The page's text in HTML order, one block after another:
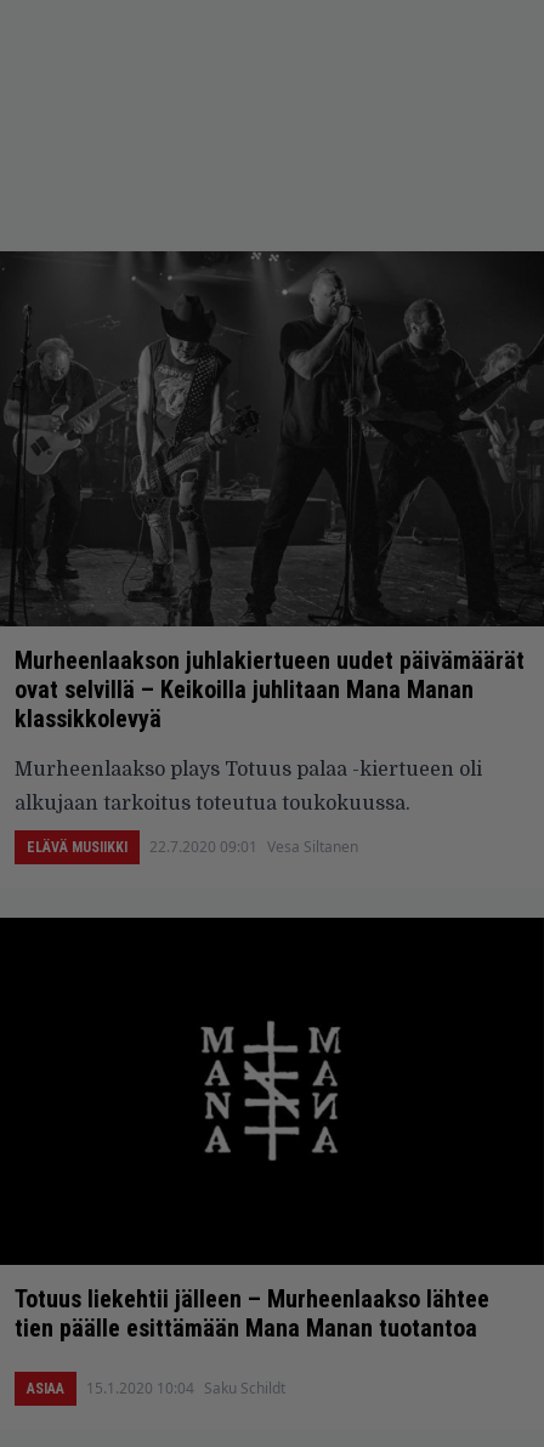
Murheenlaakson juhlakiertueen uudet päivämäärät
ovat selvillä – Keikoilla juhlitaan Mana Manan
klassikkolevyä
Murheenlaakso plays Totuus palaa -kiertueen oli
alkujaan tarkoitus toteutua toukokuussa.
ELÄVÄ MUSIIKKI 22.7.2020 09:01 Vesa Siltanen
Totuus liekehtii jälleen – Murheenlaakso lähtee
tien päälle esittämään Mana Manan tuotantoa
ASIAA 15.1.2020 10:04 Saku Schildt